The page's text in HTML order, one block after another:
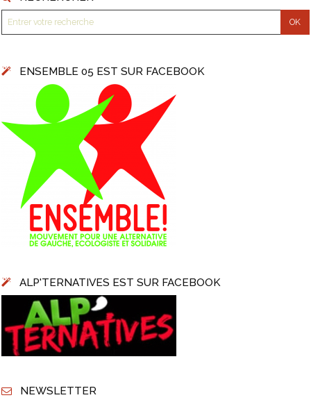
ENSEMBLE 05 EST SUR FACEBOOK
ALP'TERNATIVES EST SUR FACEBOOK
NEWSLETTER